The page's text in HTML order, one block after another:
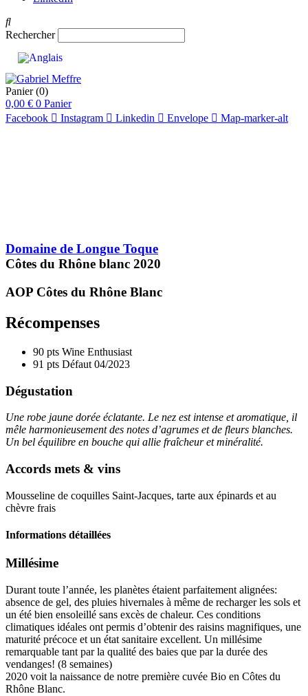
Rechercher
Panier (0)
0,00 € 0 Panier
Facebook
Instagram Linkedin Envelope Map-marker-alt
Domaine de Longue Toque
Côtes du Rhône blanc 2020
AOP Côtes du Rhône Blanc
Récompenses
90 pts Wine Enthusiast
91 pts Défaut 04/2023
Dégustation
Une robe jaune dorée éclatante. Le nez est intense et aromatique, il
mêle harmonieusement des notes d’agrumes et de fleurs blanches.
Un bel équilibre en bouche qui allie fraîcheur et minéralité.
Accords mets & vins
Mousseline de coquilles Saint-Jacques, tarte aux épinards et au
chèvre frais
Informations détaillées
Millésime
Durant toute l’année, les planètes étaient parfaitement alignées:
absence de gel, des pluies hivernales à même de recharger les sols et
un été bien ensoleillé sans excès de chaleur. Ces conditions
climatiques idéales ont permis d’obtenir des raisins magnifiques, une
maturité précoce et un état sanitaire excellent. Un millésime
remarquable tant par la qualité des baies que par la durée des
vendanges! (8 semaines)
2020 voit la naissance de notre première cuvée Bio en Côtes du
Rhône Blanc.